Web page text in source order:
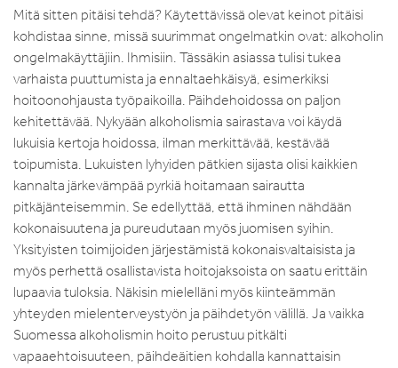
Mitä sitten pitäisi tehdä? Käytettävissä olevat keinot pitäisi
kohdistaa sinne, missä suurimmat ongelmatkin ovat: alkoholin
ongelmakäyttäjiin. Ihmisiin. Tässäkin asiassa tulisi tukea
varhaista puuttumista ja ennaltaehkäisyä, esimerkiksi
hoitoonohjausta työpaikoilla. Päihdehoidossa on paljon
kehitettävää. Nykyään alkoholismia sairastava voi käydä
lukuisia kertoja hoidossa, ilman merkittävää, kestävää
toipumista. Lukuisten lyhyiden pätkien sijasta olisi kaikkien
kannalta järkevämpää pyrkiä hoitamaan sairautta
pitkäjänteisemmin. Se edellyttää, että ihminen nähdään
kokonaisuutena ja pureudutaan myös juomisen syihin.
Yksityisten toimijoiden järjestämistä kokonaisvaltaisista ja
myös perhettä osallistavista hoitojaksoista on saatu erittäin
lupaavia tuloksia. Näkisin mielelläni myös kiinteämmän
yhteyden mielenterveystyön ja päihdetyön välillä. Ja vaikka
Suomessa alkoholismin hoito perustuu pitkälti
vapaaehtoisuuteen, päihdeäitien kohdalla kannattaisin